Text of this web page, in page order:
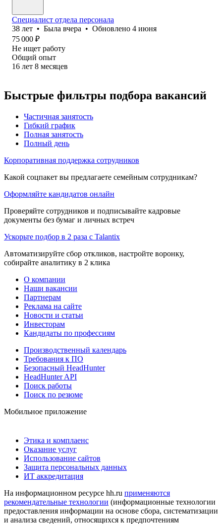
Специалист отдела персонала
38 лет • Была вчера • Обновлено 4 июня
75 000 ₽
Не ищет работу
Общий опыт
16 лет 8 месяцев
Быстрые фильтры подбора вакансий
Частичная занятость
Гибкий график
Полная занятость
Полный день
Корпоративная поддержка сотрудников
Какой соцпакет вы предлагаете семейным сотрудникам?
Оформляйте кандидатов онлайн
Проверяйте сотрудников и подписывайте кадровые
документы без бумаг и личных встреч
Ускорьте подбор в 2 раза с Talantix
Автоматизируйте сбор откликов, настройте воронку,
собирайте аналитику в 2 клика
О компании
Наши вакансии
Партнерам
Реклама на сайте
Новости и статьи
Инвесторам
Кандидаты по профессиям
Производственный календарь
Требования к ПО
Безопасный HeadHunter
HeadHunter API
Поиск работы
Поиск по резюме
Мобильное приложение
Этика и комплаенс
Оказание услуг
Использование сайтов
Защита персональных данных
ИТ аккредитация
На информационном ресурсе hh.ru применяются
рекомендательные технологии (информационные технологии
предоставления информации на основе сбора, систематизации
и анализа сведений, относящихся к предпочтениям